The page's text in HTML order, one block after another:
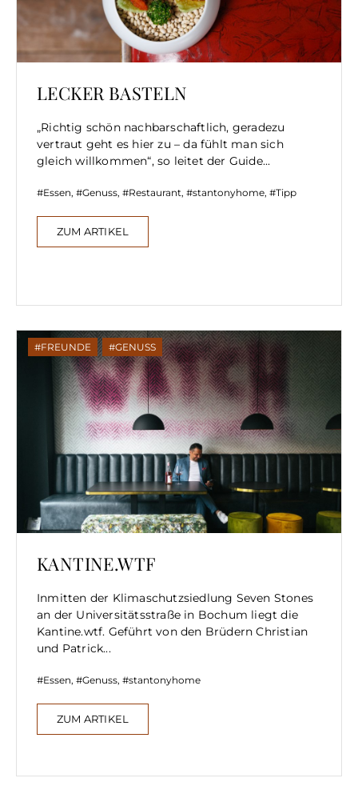
LECKER BASTELN
„Richtig schön nachbarschaftlich, geradezu
vertraut geht es hier zu – da fühlt man sich
gleich willkommen“, so leitet der Guide...
Essen, Genuss, Restaurant, stantonyhome, Tipp
ZUM ARTIKEL
FREUNDE , GENUSS
KANTINE.WTF
Inmitten der Klimaschutzsiedlung Seven Stones
an der Universitätsstraße in Bochum liegt die
Kantine.wtf. Geführt von den Brüdern Christian
und Patrick...
Essen, Genuss, stantonyhome
ZUM ARTIKEL